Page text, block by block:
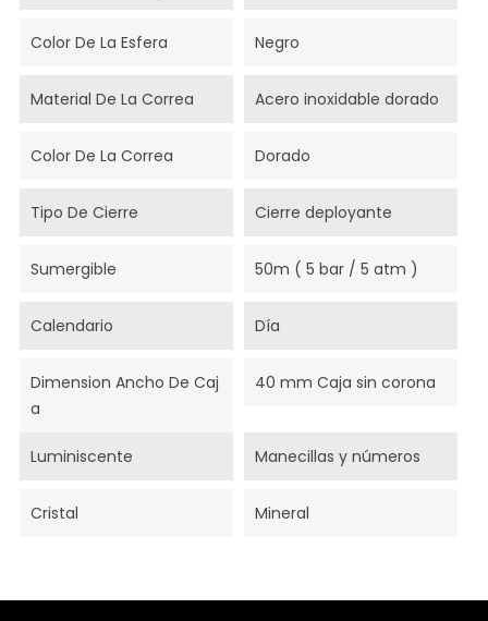
Color De La Esfera Negro
Material De La Correa Acero inoxidable dorado
Color De La Correa Dorado
Tipo De Cierre Cierre deployante
Sumergible 50m ( 5 bar / 5 atm )
Calendario Día
Dimension Ancho De Caj
A
40 mm Caja sin corona
Luminiscente Manecillas y números
Cristal Mineral